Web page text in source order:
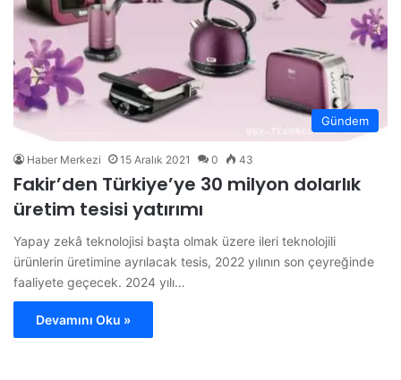
Gündem
Haber Merkezi 15 Aralık 2021 0 43
Fakir’den Türkiye’ye 30 milyon dolarlık
üretim tesisi yatırımı
Yapay zekâ teknolojisi başta olmak üzere ileri teknolojili
ürünlerin üretimine ayrılacak tesis, 2022 yılının son çeyreğinde
faaliyete geçecek. 2024 yılı…
Devamını Oku »